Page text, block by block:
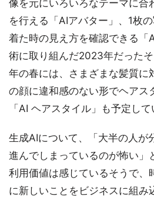
像を元にいろいろなテーマに合
を行える「AIアバター」、1枚
着た時の見え方を確認できる「
術に取り組んだ2023年だった
年の春には、さまざまな髪質に
の顔に違和感のない形でヘアス
「AI ヘアスタイル」も予定して
生成AIについて、「大半の人が
進んでしまっているのが怖い」
利用価値は感じているそうで、
に新しいことをビジネスに組み